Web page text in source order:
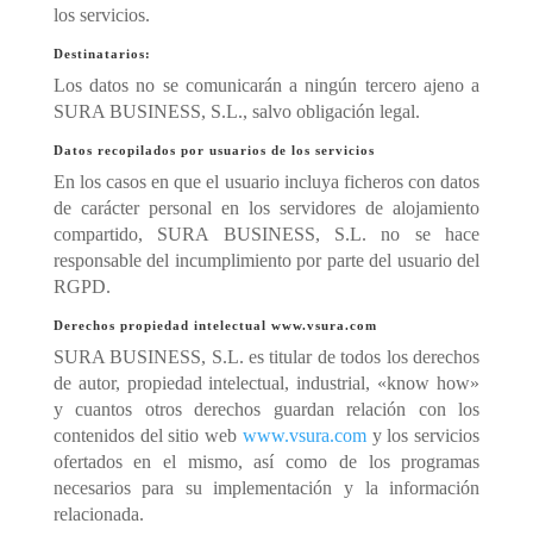
los servicios.
Destinatarios:
Los datos no se comunicarán a ningún tercero ajeno a
SURA BUSINESS, S.L., salvo obligación legal.
Datos recopilados por usuarios de los servicios
En los casos en que el usuario incluya ficheros con datos
de carácter personal en los servidores de alojamiento
compartido, SURA BUSINESS, S.L. no se hace
responsable del incumplimiento por parte del usuario del
RGPD.
Derechos propiedad intelectual www.vsura.com
SURA BUSINESS, S.L. es titular de todos los derechos
de autor, propiedad intelectual, industrial, «know how»
y cuantos otros derechos guardan relación con los
contenidos del sitio web www.vsura.comy los servicios
ofertados en el mismo, así como de los programas
necesarios para su implementación y la información
relacionada.